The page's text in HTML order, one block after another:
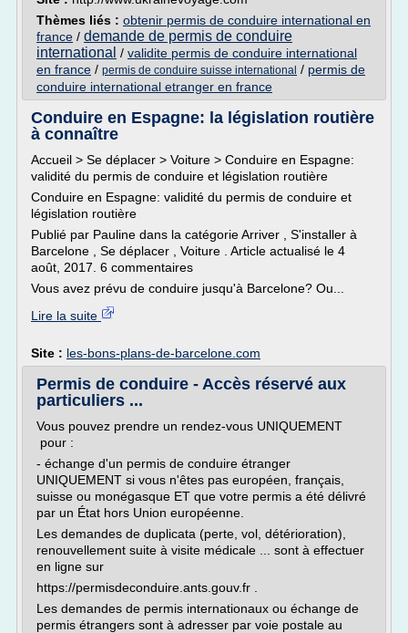
Thèmes liés : obtenir permis de conduire international en
france / demande de permis de conduire
international / validite permis de conduire international
en france / permis de conduire suisse international / permis de
conduire international etranger en france
Conduire en Espagne: la législation routière
à connaître
Accueil > Se déplacer > Voiture > Conduire en Espagne:
validité du permis de conduire et législation routière
Conduire en Espagne: validité du permis de conduire et
législation routière
Publié par Pauline dans la catégorie Arriver , S'installer à
Barcelone , Se déplacer , Voiture . Article actualisé le 4
août, 2017. 6 commentaires
Vous avez prévu de conduire jusqu'à Barcelone? Ou...
Lire la suite
Site : les-bons-plans-de-barcelone.com
Permis de conduire - Accès réservé aux
particuliers ...
Vous pouvez prendre un rendez-vous UNIQUEMENT
pour :
- échange d'un permis de conduire étranger
UNIQUEMENT si vous n'êtes pas européen, français,
suisse ou monégasque ET que votre permis a été délivré
par un État hors Union européenne.
Les demandes de duplicata (perte, vol, détérioration),
renouvellement suite à visite médicale ... sont à effectuer
en ligne sur
https://permisdeconduire.ants.gouv.fr .
Les demandes de permis internationaux ou échange de
permis étrangers sont à adresser par voie postale au